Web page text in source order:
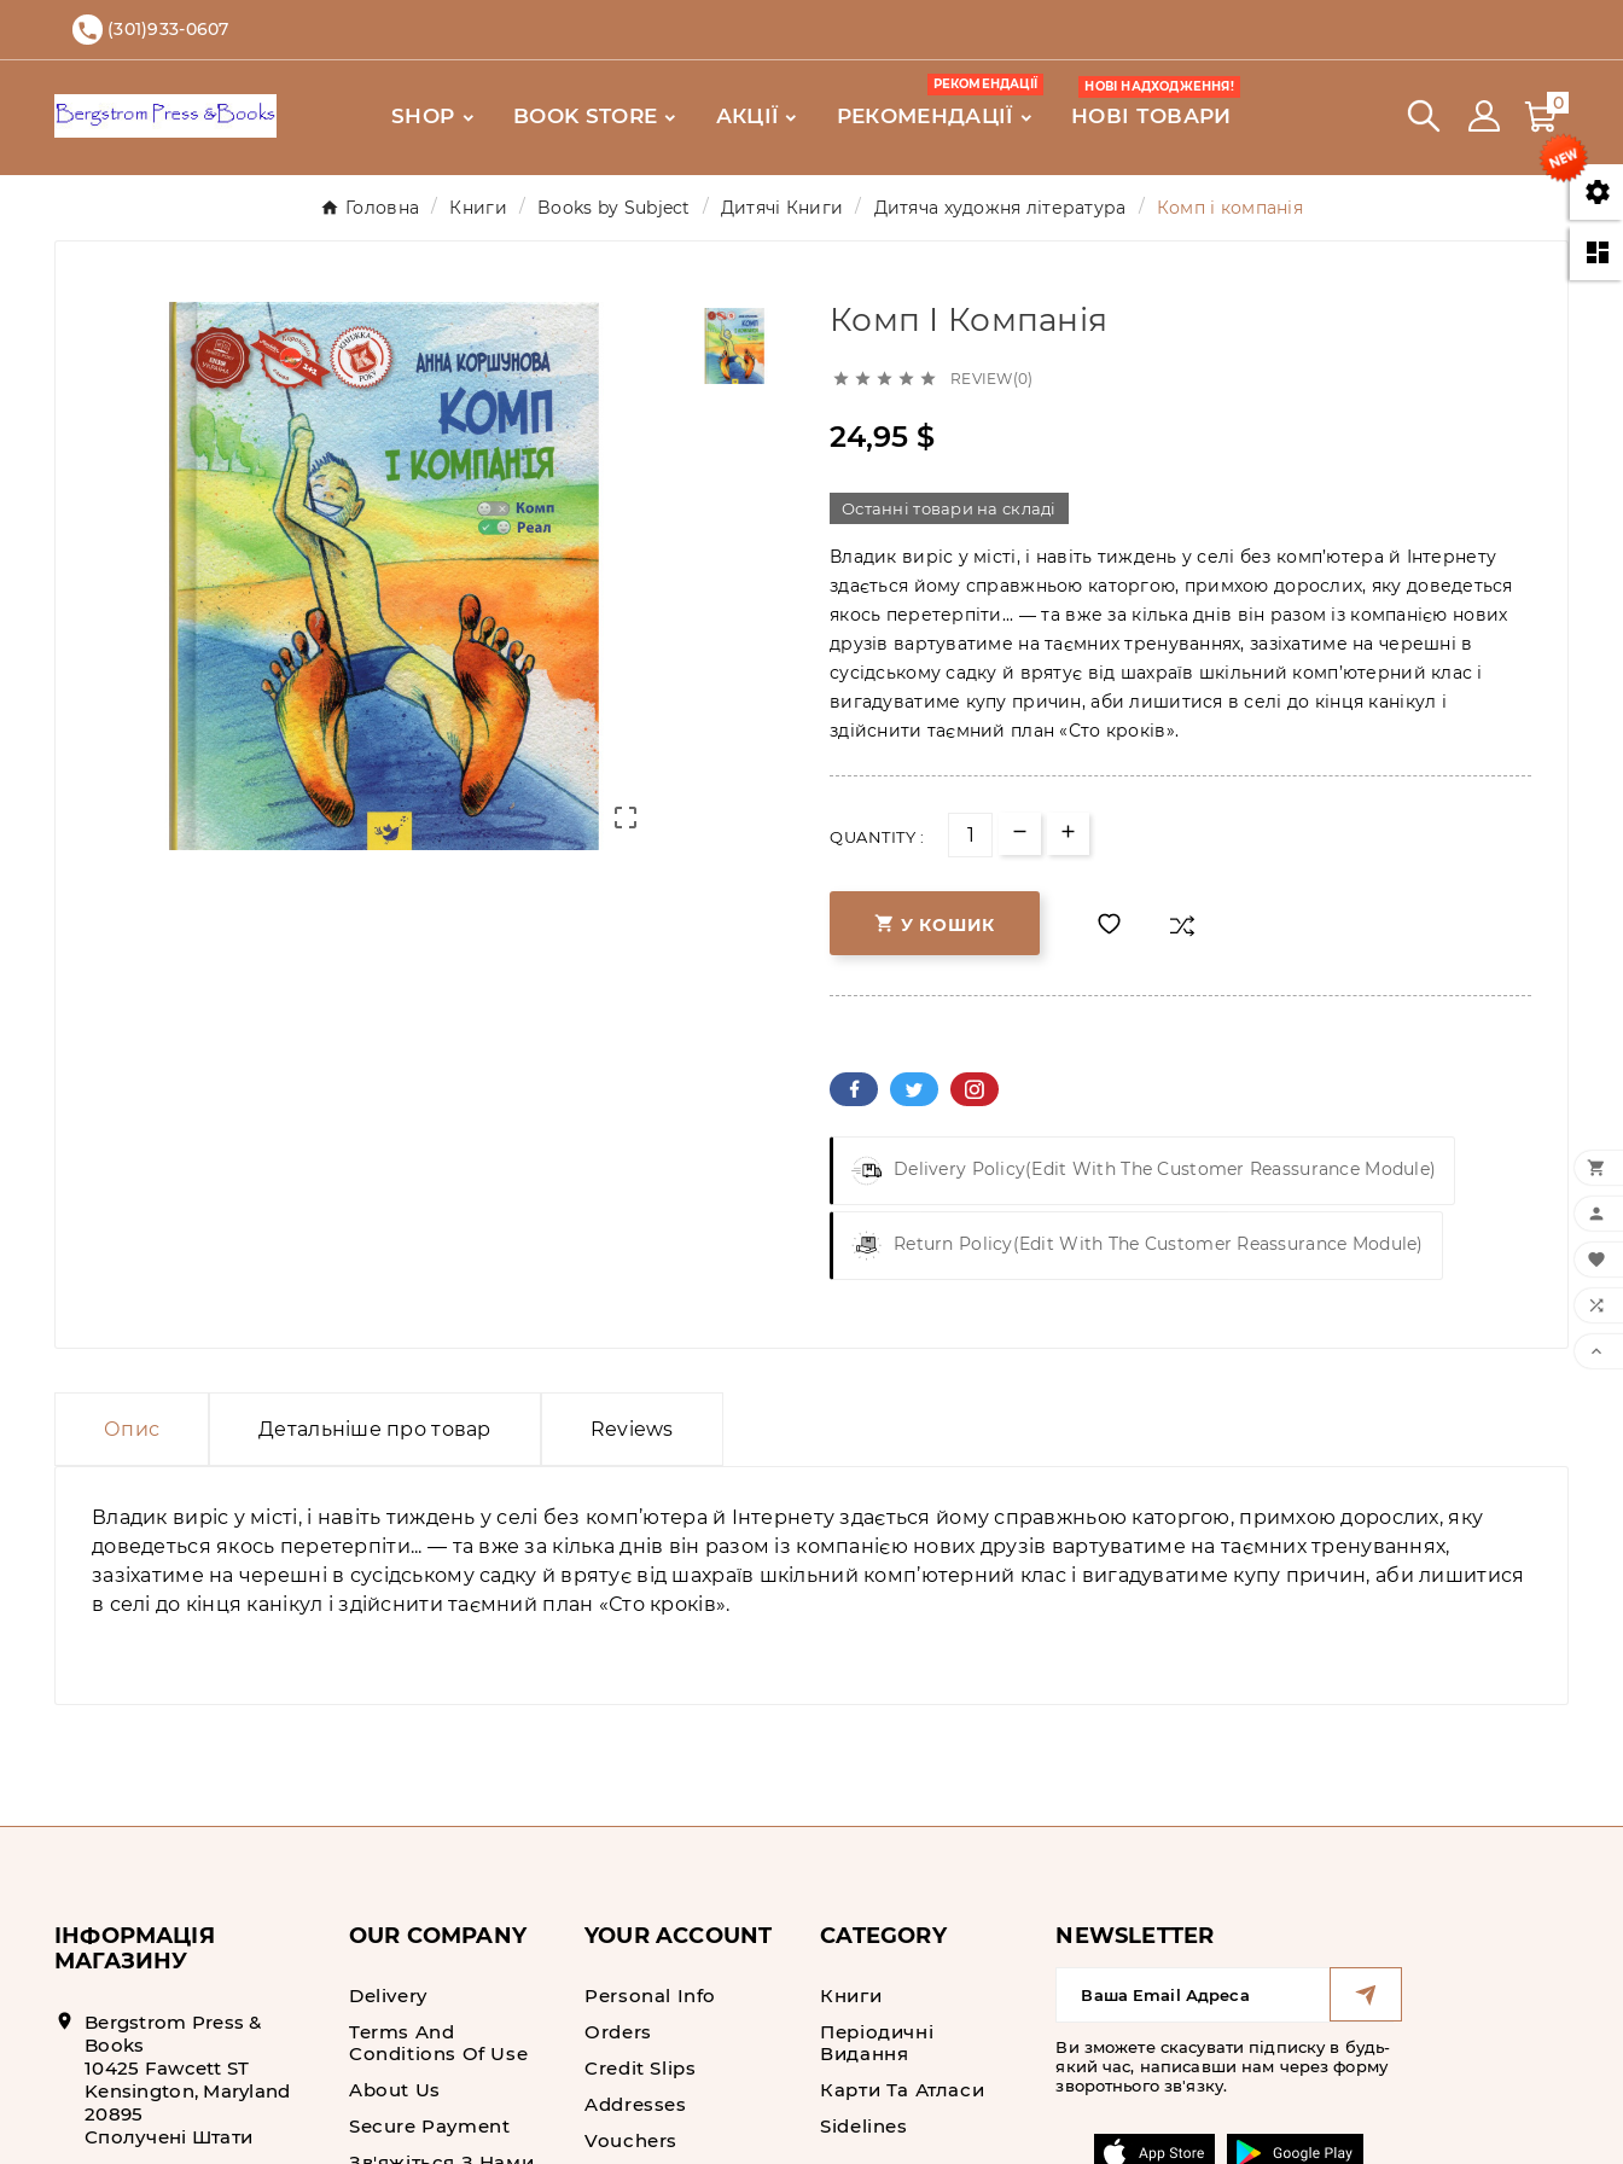


 (301)933-0607
SHOP BOOK STORE АКЦІЇ РЕКОМЕНДАЦІЇ
РЕКОМЕНДАЦІЇ
НОВІ ТОВАРИ
НОВІ НАДХОДЖЕННЯ!
0
Головна Книги Books by Subject Дитячі Книги Дитяча художня література Комп і компанія

Комп І Компанія
     REVIEW(0)
24,95 $
Останні товари на складі
Владик виріс у місті, і навіть тиждень у селі без комп’ютера й Інтернету
здається йому справжньою каторгою, примхою дорослих, яку доведеться
якось перетерпіти... ― та вже за кілька днів він разом із компанією нових
друзів вартуватиме на таємних тренуваннях, зазіхатиме на черешні в
сусідському садку й врятує від шахраїв шкільний комп’ютерний клас і
вигадуватиме купу причин, аби лишитися в селі до кінця канікул і
здійснити таємний план «Сто кроків».
QUANTITY :
 У КОШИК
Delivery Policy(edit With The Customer Reassurance Module)
Return Policy(edit With The Customer Reassurance Module)
Опис Детальніше про товар Reviews
Владик виріс у місті, і навіть тиждень у селі без комп’ютера й Інтернету здається йому справжньою каторгою, примхою дорослих, яку
доведеться якось перетерпіти... ― та вже за кілька днів він разом із компанією нових друзів вартуватиме на таємних тренуваннях,
зазіхатиме на черешні в сусідському садку й врятує від шахраїв шкільний комп’ютерний клас і вигадуватиме купу причин, аби лишитися
в селі до кінця канікул і здійснити таємний план «Сто кроків».
ІНФОРМАЦІЯ
МАГАЗИНУ
location_on
Bergstrom Press &
Books
10425 Fawcett ST
Kensington, Maryland
20895
Сполучені Штати
OUR COMPANY
Delivery
Terms And
Conditions Of Use
About Us
Secure Payment
YOUR ACCOUNT
Personal Info
Orders
Credit Slips
Addresses
Vouchers
CATEGORY
Книги
Періодичні
Видання
Карти Та Атласи
Sidelines
NEWSLETTER
Ви зможете скасувати підписку в будь-
який час, написавши нам через форму
зворотнього зв'язку.




